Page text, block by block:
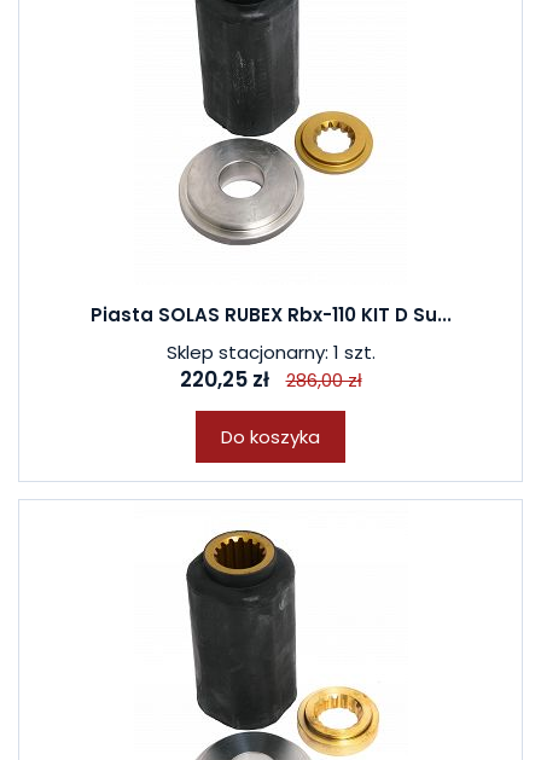
Piasta SOLAS RUBEX Rbx-110 KIT D Su...
Sklep stacjonarny: 1 szt.
220,25 zł 286,00 zł
Do koszyka